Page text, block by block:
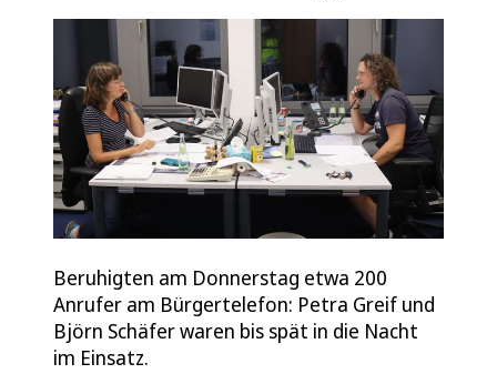
Beruhigten am Donnerstag etwa 200
Anrufer am Bürgertelefon: Petra Greif und
Björn Schäfer waren bis spät in die Nacht
im Einsatz.